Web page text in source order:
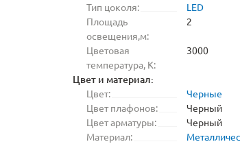
Тип цоколя:
LED
Площадь
освещения,м:
2
Цветовая
температура, K:
3000
Цвет и материал:
Цвет:
Черные
Цвет плафонов:
Черный
Цвет арматуры:
Черный
Материал: